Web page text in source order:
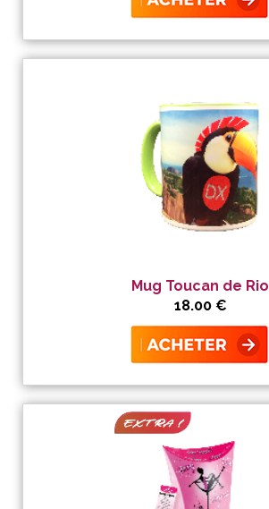
Mug Toucan de Rio
18.00 €